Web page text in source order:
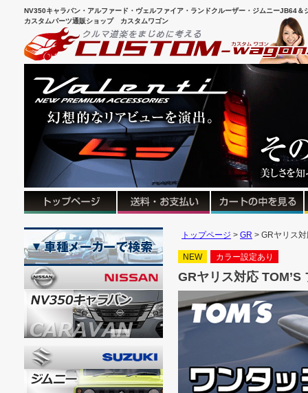
NV350キャラバン・アルファード・ヴェルファイア・ランドクルーザー・ジムニーJB64
カスタムパーツ通販ショップ カスタムワゴン
トップページ GR GRヤリス
NEW カラー設定あり
GRヤリス対応